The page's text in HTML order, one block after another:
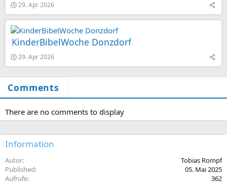
29. Apr 2026
KinderBibelWoche Donzdorf
29. Apr 2026
Comments
There are no comments to display
Information
Autor
Tobias Rompf
Published
05. Mai 2025
Aufrufe
362